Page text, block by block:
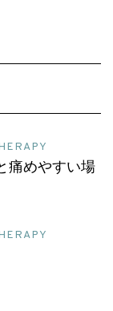
痛めやすい場